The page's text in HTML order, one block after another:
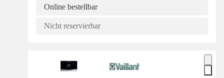
Online bestellbar
Nicht reservierbar